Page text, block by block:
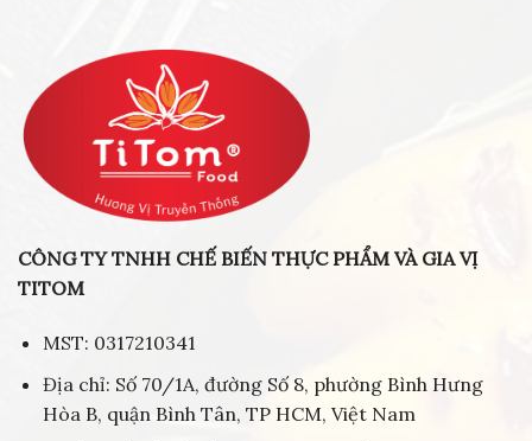
CÔNG TY TNHH CHẾ BIẾN THỰC PHẨM VÀ GIA VỊ
TITOM
MST: 0317210341
Địa chỉ: Số 70/1A, đường Số 8, phường Bình Hưng
Hòa B, quận Bình Tân, TP HCM, Việt Nam